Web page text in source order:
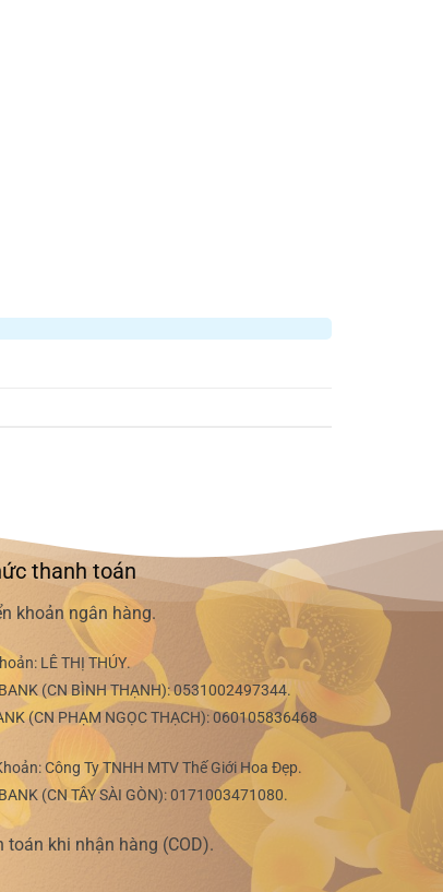
thanh toán
khoản ngân hàng.
LÊ THỊ THÚY.
(CN BÌNH THẠNH):0531002497344.
(CN PHẠM NGỌC THẠCH):060105836468
Công Ty TNHH MTV Thế Giới Hoa Đẹp.
(CN TÂY SÀI GÒN):0171003471080.
toán khi nhận hàng (COD).